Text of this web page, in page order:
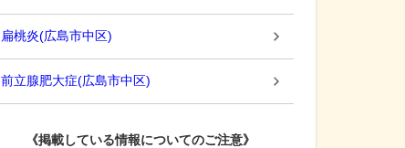
扁桃炎(広島市中区)
前立腺肥大症(広島市中区)
《掲載している情報についてのご注意》